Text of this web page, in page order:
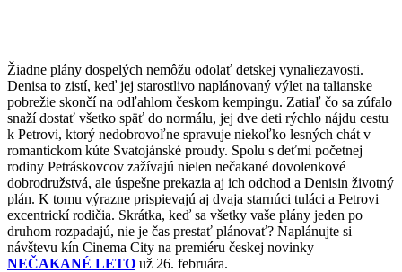
Žiadne plány dospelých nemôžu odolať detskej vynaliezavosti.
Denisa to zistí, keď jej starostlivo naplánovaný výlet na talianske
pobrežie skončí na odľahlom českom kempingu. Zatiaľ čo sa zúfalo
snaží dostať všetko späť do normálu, jej dve deti rýchlo nájdu cestu
k Petrovi, ktorý nedobrovoľne spravuje niekoľko lesných chát v
romantickom kúte Svatojánské proudy. Spolu s deťmi početnej
rodiny Petráskovcov zažívajú nielen nečakané dovolenkové
dobrodružstvá, ale úspešne prekazia aj ich odchod a Denisin životný
plán. K tomu výrazne prispievajú aj dvaja starnúci tuláci a Petrovi
excentrickí rodičia. Skrátka, keď sa všetky vaše plány jeden po
druhom rozpadajú, nie je čas prestať plánovať? Naplánujte si
návštevu kín Cinema City na premiéru českej novinky
NEČAKANÉ LETO už 26. februára.